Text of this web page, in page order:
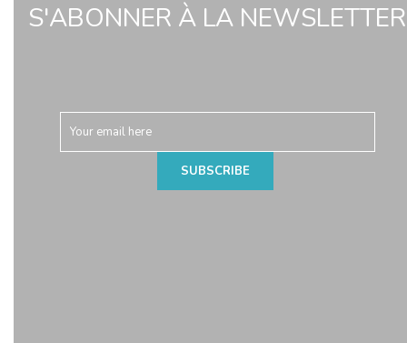
S'ABONNER À LA NEWSLETTER